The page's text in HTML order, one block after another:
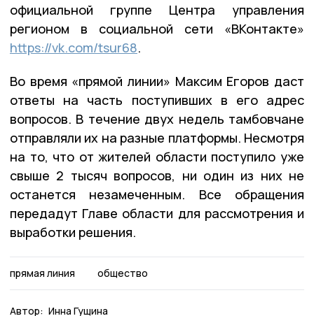
официальной группе Центра управления
регионом в социальной сети «ВКонтакте»
https://vk.com/tsur68.
Во время «прямой линии» Максим Егоров даст
ответы на часть поступивших в его адрес
вопросов. В течение двух недель тамбовчане
отправляли их на разные платформы. Несмотря
на то, что от жителей области поступило уже
свыше 2 тысяч вопросов, ни один из них не
останется незамеченным. Все обращения
передадут Главе области для рассмотрения и
выработки решения.
прямая линия общество
Автор: Инна Гущина